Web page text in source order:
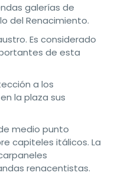
galerías de
del Renacimiento.
Es considerado
de esta
a los
la plaza sus
medio punto
capiteles itálicos. La
renacentistas.